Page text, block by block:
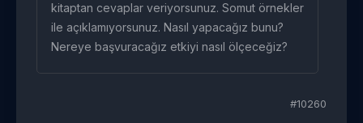
kitaptan cevaplar veriyorsunuz. Somut örnekler
ile açıklamıyorsunuz. Nasıl yapacağız bunu?
Nereye başvuracağız etkiyi nasıl ölçeceğiz?
#10260